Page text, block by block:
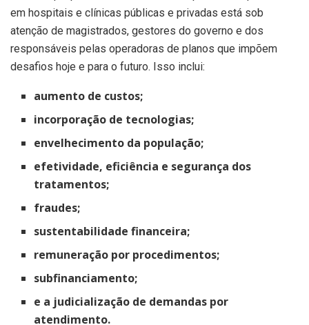
em hospitais e clínicas públicas e privadas está sob
atenção de magistrados, gestores do governo e dos
responsáveis pelas operadoras de planos que impõem
desafios hoje e para o futuro. Isso inclui:
aumento de custos;
incorporação de tecnologias;
envelhecimento da população;
efetividade, eficiência e segurança dos
tratamentos;
fraudes;
sustentabilidade financeira;
remuneração por procedimentos;
subfinanciamento;
e a judicialização de demandas por
atendimento.